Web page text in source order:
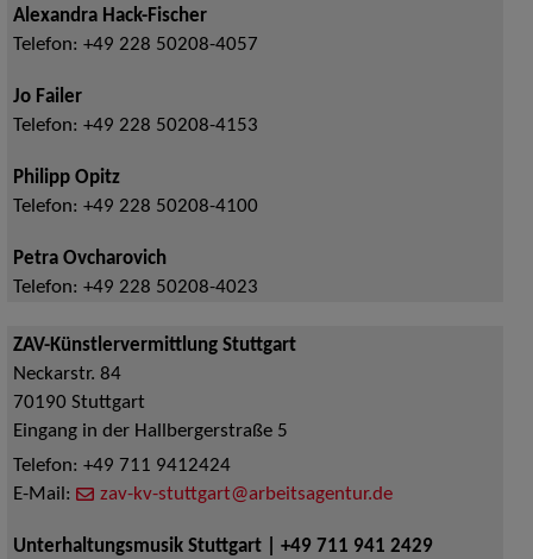
Alexandra Hack-Fischer
Telefon: +49 228 50208-4057
Jo Failer
Telefon: +49 228 50208-4153
Philipp Opitz
Telefon: +49 228 50208-4100
Petra Ovcharovich
Telefon: +49 228 50208-4023
ZAV-Künstlervermittlung Stuttgart
Neckarstr. 84
70190 Stuttgart
Eingang in der Hallbergerstraße 5
Telefon: +49 711 9412424
E-Mail:
zav-kv-stuttgart@arbeitsagentur.de
Unterhaltungsmusik Stuttgart | +49 711 941 2429